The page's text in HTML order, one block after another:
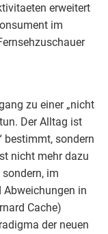
erweitert
im
zu einer „nicht
Der Alltag ist
bestimmt, sondern
nicht mehr dazu
im
Abweichungen in
Cache)
der neuen